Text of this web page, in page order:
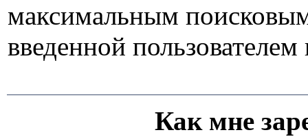
максимальным
введенной
Как мне